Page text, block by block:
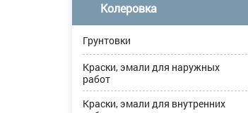
Колеровка
Грунтовки
Краски, эмали для наружных
работ
Краски, эмали для внутренних